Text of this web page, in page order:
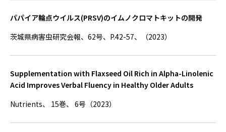
パパイア輪点ウイルス(PRSV)のイムノクロマトキットの開発
茨城県病害虫研究会報、62号、P.42-57、（2023）
Supplementation with Flaxseed Oil Rich in Alpha-Linolenic
Acid Improves Verbal Fluency in Healthy Older Adults
Nutrients、 15巻、 6号（2023）